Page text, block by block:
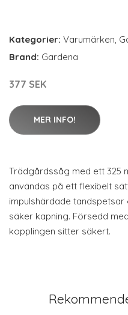
Kategorier: Varumärken,
Brand: Gardena
377 SEK
MER INFO!
Trädgårdssåg med ett 325
användas på ett flexibelt
impulshärdade
säker kapning. Försedd
kopplingen sitter säkert.